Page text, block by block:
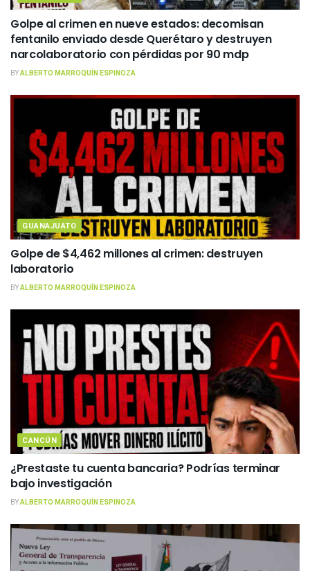
Golpe al crimen en nueve estados: decomisan
fentanilo enviado desde Querétaro y destruyen
narcolaboratorio con pérdidas por 90 mdp
BYALBERTO MARROQUÍN ESPINOZA
GUANAJUATO
Golpe de $4,462 millones al crimen: destruyen
laboratorio
BYALBERTO MARROQUÍN ESPINOZA
CANCÚN
¿Prestaste tu cuenta bancaria? Podrías terminar
bajo investigación
BYALBERTO MARROQUÍN ESPINOZA